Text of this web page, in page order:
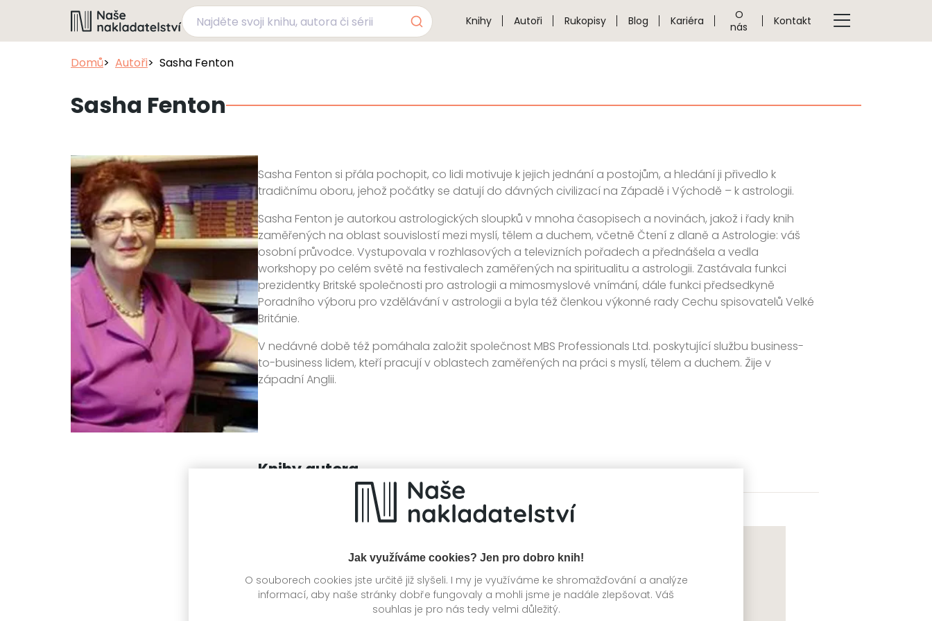
Jak využíváme cookies? Jen pro dobro knih!
O souborech cookies jste určitě již slyšeli. I my je využíváme ke shromažďování a analýze
informací, aby naše stránky dobře fungovaly a mohli jsme je nadále zlepšovat. Váš
souhlas je pro nás tedy velmi důležitý.
Knihy Autoři Rukopisy Blog Kariéra
O
nás
Kontakt
Domů Autoři Sasha Fenton
Sasha Fenton
Sasha Fenton si přála pochopit, co lidi motivuje k jejich jednání a postojům, a hledání ji přivedlo k
tradičnímu oboru, jehož počátky se datují do dávných civilizací na Západě i Východě – k astrologii.
Sasha Fenton je autorkou astrologických sloupků v mnoha časopisech a novinách, jakož i řady knih
zaměřených na oblast souvislostí mezi myslí, tělem a duchem, včetně Čtení z dlaně a Astrologie: váš
osobní průvodce. Vystupovala v rozhlasových a televizních pořadech a přednášela a vedla
workshopy po celém světě na festivalech zaměřených na spiritualitu a astrologii. Zastávala funkci
prezidentky Britské společnosti pro astrologii a mimosmyslové vnímání, dále funkci předsedkyně
Poradního výboru pro vzdělávání v astrologii a byla též členkou výkonné rady Cechu spisovatelů Velké
Británie.
V nedávné době též pomáhala založit společnost MBS Professionals Ltd. poskytující službu business-
to-business lidem, kteří pracují v oblastech zaměřených na práci s myslí, tělem a duchem. Žije v
západní Anglii.
Knihy autora